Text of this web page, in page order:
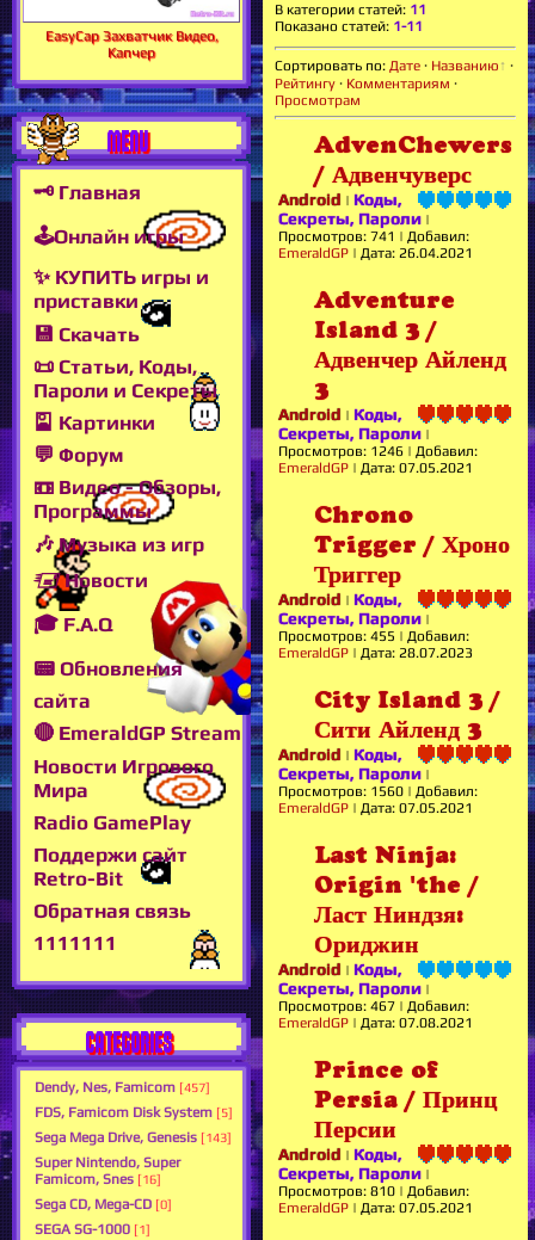
EasyCap Захватчик Видео,
Капчер
MENU
🗝 Главная
🕹Онлайн игры
✨ КУПИТЬ игры и
приставки
💾 Скачать
📜 Статьи, Коды,
Пароли и Секреты
🎴 Картинки
💬 Форум
📼 Видео - Обзоры,
Программы
🎶 Музыка из игр
🖅 Новости
🎓 F.A.Q
📟 Обновления
сайта
🔴 EmeraldGP Stream
Новости Игрового
Мира
Radio GamePlay
Поддержи сайт
Retro-Bit
Обратная связь
1111111
CATEGORIES
Dendy, Nes, Famicom [457]
FDS, Famicom Disk System [5]
Sega Mega Drive, Genesis [143]
Super Nintendo, Super
Famicom, Snes [16]
Sega CD, Mega-CD [0]
SEGA SG-1000 [1]
В категории статей: 11
Показано статей: 1-11
Сортировать по: Дате · Названию
·
Рейтингу · Комментариям ·
Просмотрам
AdvenChewers
/ Адвенчуверс
Android | Коды,
Секреты, Пароли |
Просмотров: 741 | Добавил:
EmeraldGP | Дата: 26.04.2021
Adventure
Island 3 /
Адвенчер Айленд
3
Android | Коды,
Секреты, Пароли |
Просмотров: 1246 | Добавил:
EmeraldGP | Дата: 07.05.2021
Chrono
Trigger / Хроно
Триггер
Android | Коды,
Секреты, Пароли |
Просмотров: 455 | Добавил:
EmeraldGP | Дата: 28.07.2023
City Island 3 /
Сити Айленд 3
Android | Коды,
Секреты, Пароли |
Просмотров: 1560 | Добавил:
EmeraldGP | Дата: 07.05.2021
Last Ninja:
Origin 'the /
Ласт Ниндзя:
Ориджин
Android | Коды,
Секреты, Пароли |
Просмотров: 467 | Добавил:
EmeraldGP | Дата: 07.08.2021
Prince of
Persia / Принц
Персии
Android | Коды,
Секреты, Пароли |
Просмотров: 810 | Добавил:
EmeraldGP | Дата: 07.05.2021